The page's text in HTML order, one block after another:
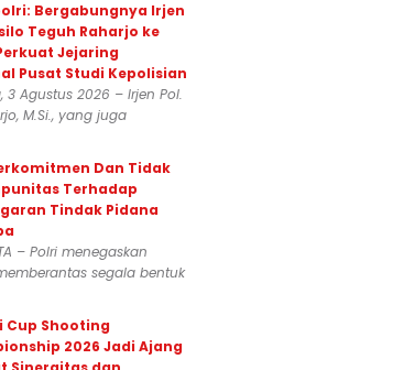
Bergabungnya Irjen
Teguh Raharjo ke
Jejaring
Pusat Studi Kepolisian
3 Agustus 2026 – Irjen Pol.
M.Si., yang juga
Dan Tidak
Terhadap
Tindak Pidana
– Polri menegaskan
segala bentuk
Cup Shooting
2026 Jadi Ajang